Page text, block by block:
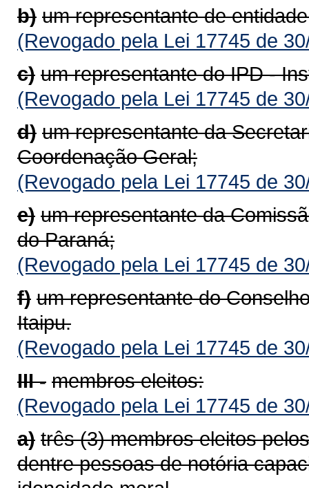
b) um representante de
(Revogado pela Lei 17745 de
c) um representante do IPD -
(Revogado pela Lei 17745 de
d) um representante da
Coordenação Geral;
(Revogado pela Lei 17745 de
e) um representante da
do Paraná;
(Revogado pela Lei 17745 de
f) um representante do
Itaipu.
(Revogado pela Lei 17745 de
III - membros eleitos:
(Revogado pela Lei 17745 de
a) três (3) membros eleitos
dentre pessoas de notória